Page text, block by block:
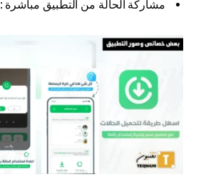
مشاركة الحالة من التطبيق مباشرة :